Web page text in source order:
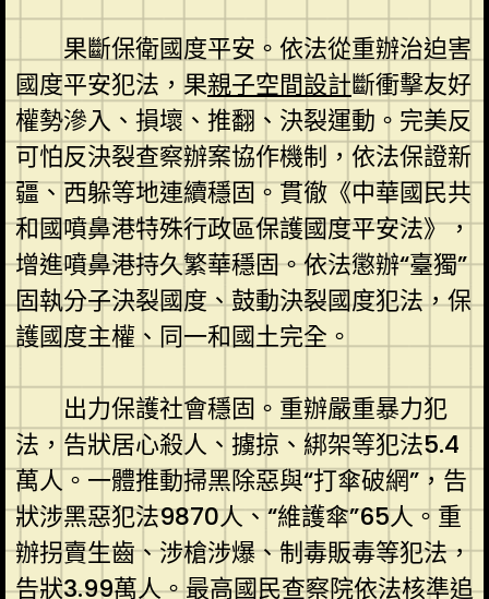
果斷保衛國度平安。依法從重辦治迫害
國度平安犯法，果親子空間設計斷衝擊友好
權勢滲入、損壞、推翻、決裂運動。完美反
可怕反決裂查察辦案協作機制，依法保證新
疆、西躲等地連續穩固。貫徹《中華國民共
和國噴鼻港特殊行政區保護國度平安法》，
增進噴鼻港持久繁華穩固。依法懲辦“臺獨”
固執分子決裂國度、鼓動決裂國度犯法，保
護國度主權、同一和國土完全。
出力保護社會穩固。重辦嚴重暴力犯
法，告狀居心殺人、擄掠、綁架等犯法5.4
萬人。一體推動掃黑除惡與“打傘破網”，告
狀涉黑惡犯法9870人、“維護傘”65人。重
辦拐賣生齒、涉槍涉爆、制毒販毒等犯法，
告狀3.99萬人。最高國民查察院依法核準追